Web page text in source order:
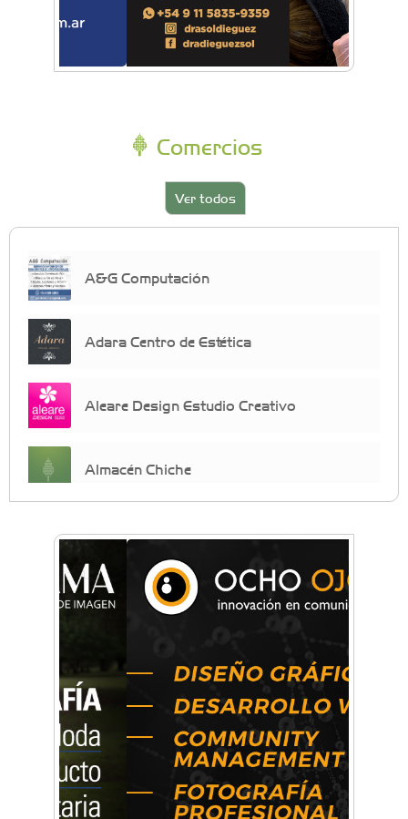
Comercios
Ver todos
A&G Computación
Adara Centro de Estética
Aleare Design Estudio Creativo
Almacén Chiche
crecimiento personal
Arq. Horacio Alejandro Sánchez
Artística Catalina
Artística Veral